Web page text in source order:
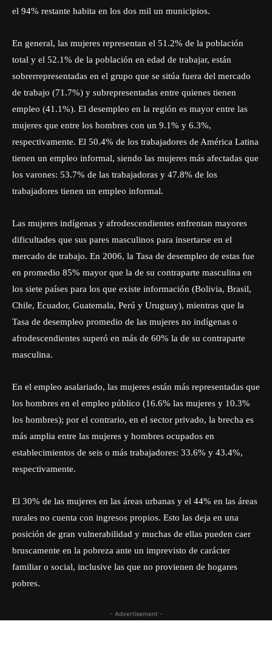
el 94% restante habita en los dos mil un municipios.
En general, las mujeres representan el 51.2% de la población
total y el 52.1% de la población en edad de trabajar, están
sobrerrepresentadas en el grupo que se sitúa fuera del mercado
de trabajo (71.7%) y subrepresentadas entre quienes tienen
empleo (41.1%). El desempleo en la región es mayor entre las
mujeres que entre los hombres con un 9.1% y 6.3%,
respectivamente. El 50.4% de los trabajadores de América Latina
tienen un empleo informal, siendo las mujeres más afectadas que
los varones: 53.7% de las trabajadoras y 47.8% de los
trabajadores tienen un empleo informal.
Las mujeres indígenas y afrodescendientes enfrentan mayores
dificultades que sus pares masculinos para insertarse en el
mercado de trabajo. En 2006, la Tasa de desempleo de estas fue
en promedio 85% mayor que la de su contraparte masculina en
los siete países para los que existe información (Bolivia, Brasil,
Chile, Ecuador, Guatemala, Perú y Uruguay), mientras que la
Tasa de desempleo promedio de las mujeres no indígenas o
afrodescendientes superó en más de 60% la de su contraparte
masculina.
En el empleo asalariado, las mujeres están más representadas que
los hombres en el empleo público (16.6% las mujeres y 10.3%
los hombres); por el contrario, en el sector privado, la brecha es
más amplia entre las mujeres y hombres ocupados en
establecimientos de seis o más trabajadores: 33.6% y 43.4%,
respectivamente.
El 30% de las mujeres en las áreas urbanas y el 44% en las áreas
rurales no cuenta con ingresos propios. Esto las deja en una
posición de gran vulnerabilidad y muchas de ellas pueden caer
bruscamente en la pobreza ante un imprevisto de carácter
familiar o social, inclusive las que no provienen de hogares
pobres.
- Advertisement -